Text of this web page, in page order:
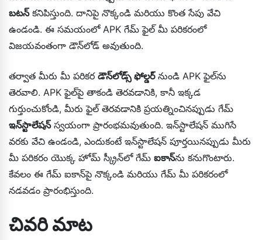
బటన్కనిపిస్తుంది. దానిపై నొక్కండి మరియు కొంత సేపు వేచి
ఉండండి. ఈ సమయంలో APK గేమ్ ఫైల్ మీ పరికరంలో
విజయవంతంగా డౌన్‌లోడ్ అవుతుంది.
తర్వాత మీరు మీ పరికర డౌన్‌లోడ్స్ ఫోల్డర్నుండి APK ఫైల్‌ను
తెరవాలి. APK ఫైల్‌పై తాకండి తెరవడానికి, కానీ ఇక్కడ
గుర్తుంచుకోండి, మీరు ఫైల్ తెరవడానికి ప్రయత్నించినప్పుడు గేమ్
ఇన్‌స్టాలేషన్స్వయంగా ప్రారంభమవుతుంది. ఇన్‌స్టాలేషన్ ముగిసే
వరకు వేచి ఉండండి, ఎందుకంటే ఇన్‌స్టాలేషన్ పూర్తయినప్పుడు మీరు
మీ పరికరం యొక్క హోమ్ స్క్రీన్‌లో గేమ్ ఐకాన్ను కనుగొంటారు.
కేవలం ఈ గేమ్ ఐకాన్‌పై నొక్కండి మరియు గేమ్ మీ పరికరంలో
నడవడం ప్రారంభిస్తుంది.
చివరి మాట